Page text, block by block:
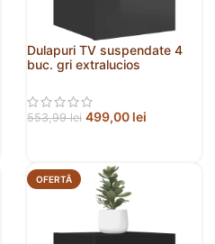
Dulapuri TV suspendate 4
buc. gri extralucios
553,99lei 499,00 lei
OFERTĂ